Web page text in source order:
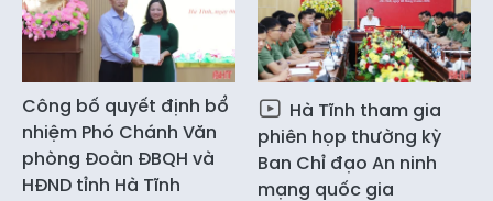
Công bố quyết định bổ
nhiệm Phó Chánh Văn
phòng Đoàn ĐBQH và
HĐND tỉnh Hà Tĩnh
Hà Tĩnh tham gia
phiên họp thường kỳ
Ban Chỉ đạo An ninh
mạng quốc gia